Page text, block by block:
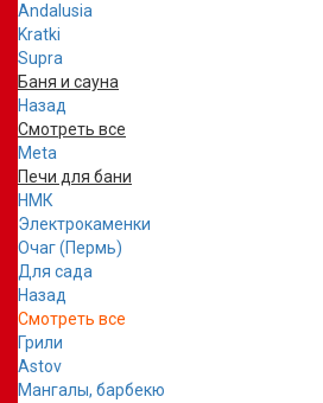
Andalusia
Kratki
Supra
Баня и сауна
Назад
Смотреть все
Meta
Печи для бани
НМК
Электрокаменки
Очаг (Пермь)
Для сада
Назад
Смотреть все
Грили
Astov
Мангалы, барбекю